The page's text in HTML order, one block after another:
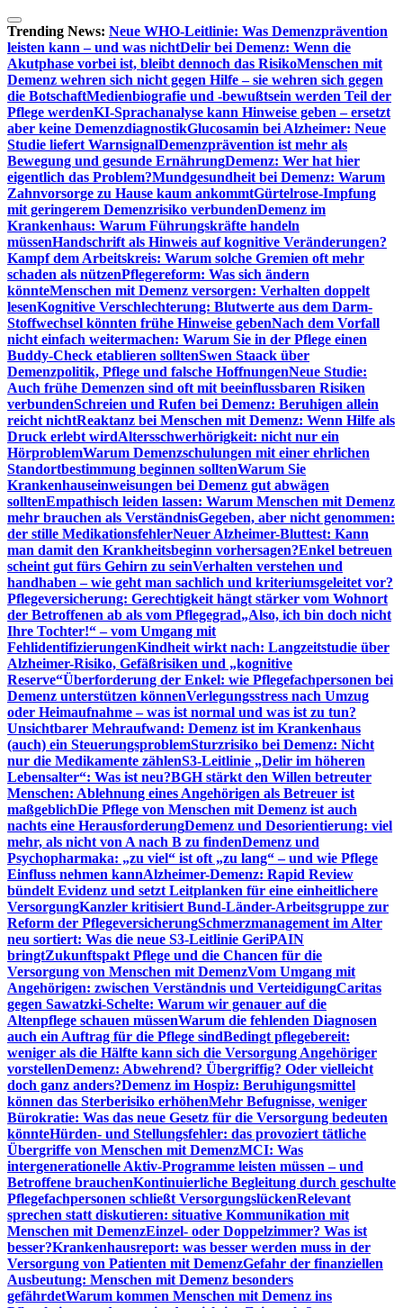
Zum
Inhalt
springen
Trending News: Neue WHO-Leitlinie: Was Demenzprävention
leisten kann – und was nichtDelir bei Demenz: Wenn die
Akutphase vorbei ist, bleibt dennoch das RisikoMenschen mit
Demenz wehren sich nicht gegen Hilfe – sie wehren sich gegen
die BotschaftMedienbiografie und -bewußtsein werden Teil der
Pflege werdenKI-Sprachanalyse kann Hinweise geben – ersetzt
aber keine DemenzdiagnostikGlucosamin bei Alzheimer: Neue
Studie liefert WarnsignalDemenzprävention ist mehr als
Bewegung und gesunde ErnährungDemenz: Wer hat hier
eigentlich das Problem?Mundgesundheit bei Demenz: Warum
Zahnvorsorge zu Hause kaum ankommtGürtelrose-Impfung
mit geringerem Demenzrisiko verbundenDemenz im
Krankenhaus: Warum Führungskräfte handeln
müssenHandschrift als Hinweis auf kognitive Veränderungen?
Kampf dem Arbeitskreis: Warum solche Gremien oft mehr
schaden als nützenPflegereform: Was sich ändern
könnteMenschen mit Demenz versorgen: Verhalten doppelt
lesenKognitive Verschlechterung: Blutwerte aus dem Darm-
Stoffwechsel könnten frühe Hinweise gebenNach dem Vorfall
nicht einfach weitermachen: Warum Sie in der Pflege einen
Buddy-Check etablieren solltenSwen Staack über
Demenzpolitik, Pflege und falsche HoffnungenNeue Studie:
Auch frühe Demenzen sind oft mit beeinflussbaren Risiken
verbundenSchreien und Rufen bei Demenz: Beruhigen allein
reicht nichtReaktanz bei Menschen mit Demenz: Wenn Hilfe als
Druck erlebt wirdAltersschwerhörigkeit: nicht nur ein
HörproblemWarum Demenzschulungen mit einer ehrlichen
Standortbestimmung beginnen solltenWarum Sie
Krankenhauseinweisungen bei Demenz gut abwägen
solltenEmpathisch leiden lassen: Warum Menschen mit Demenz
mehr brauchen als VerständnisGegeben, aber nicht genommen:
der stille MedikationsfehlerNeuer Alzheimer-Bluttest: Kann
man damit den Krankheitsbeginn vorhersagen?Enkel betreuen
scheint gut fürs Gehirn zu seinVerhalten verstehen und
handhaben – wie geht man sachlich und kriteriumsgeleitet vor?
Pflegeversicherung: Gerechtigkeit hängt stärker vom Wohnort
der Betroffenen ab als vom Pflegegrad„Also, ich bin doch nicht
Ihre Tochter!“ – vom Umgang mit
FehlidentifizierungenKindheit wirkt nach: Langzeitstudie über
Alzheimer-Risiko, Gefäßrisiken und „kognitive
Reserve“Überforderung der Enkel: wie Pflegefachpersonen bei
Demenz unterstützen könnenVerlegungsstress nach Umzug
oder Heimaufnahme – was ist normal und was ist zu tun?
Unsichtbarer Mehraufwand: Demenz ist im Krankenhaus
(auch) ein SteuerungsproblemSturzrisiko bei Demenz: Nicht
nur die Medikamente zählenS3-Leitlinie „Delir im höheren
Lebensalter“: Was ist neu?BGH stärkt den Willen betreuter
Menschen: Ablehnung eines Angehörigen als Betreuer ist
maßgeblichDie Pflege von Menschen mit Demenz ist auch
nachts eine HerausforderungDemenz und Desorientierung: viel
mehr, als nicht von A nach B zu findenDemenz und
Psychopharmaka: „zu viel“ ist oft „zu lang“ – und wie Pflege
Einfluss nehmen kannAlzheimer-Demenz: Rapid Review
bündelt Evidenz und setzt Leitplanken für eine einheitlichere
VersorgungKanzler kritisiert Bund-Länder-Arbeitsgruppe zur
Reform der PflegeversicherungSchmerzmanagement im Alter
neu sortiert: Was die neue S3-Leitlinie GeriPAIN
bringtZukunftspakt Pflege und die Chancen für die
Versorgung von Menschen mit DemenzVom Umgang mit
Angehörigen: zwischen Verständnis und VerteidigungCaritas
gegen Sawatzki-Schelte: Warum wir genauer auf die
Altenpflege schauen müssenWarum die fehlenden Diagnosen
auch ein Auftrag für die Pflege sindBedingt pflegebereit:
weniger als die Hälfte kann sich die Versorgung Angehöriger
vorstellenDemenz: Abwehrend? Übergriffig? Oder vielleicht
doch ganz anders?Demenz im Hospiz: Beruhigungsmittel
können das Sterberisiko erhöhenMehr Befugnisse, weniger
Bürokratie: Was das neue Gesetz für die Versorgung bedeuten
könnteHürden- und Stellungsfehler: das provoziert tätliche
Übergriffe von Menschen mit DemenzMCI: Was
intergenerationelle Aktiv-Programme leisten müssen – und
Betroffene brauchenKontinuierliche Begleitung durch geschulte
Pflegefachpersonen schließt VersorgungslückenRelevant
sprechen statt diskutieren: situative Kommunikation mit
Menschen mit DemenzEinzel- oder Doppelzimmer? Was ist
besser?Krankenhausreport: was besser werden muss in der
Versorgung von Patienten mit DemenzGefahr der finanziellen
Ausbeutung: Menschen mit Demenz besonders
gefährdetWarum kommen Menschen mit Demenz ins